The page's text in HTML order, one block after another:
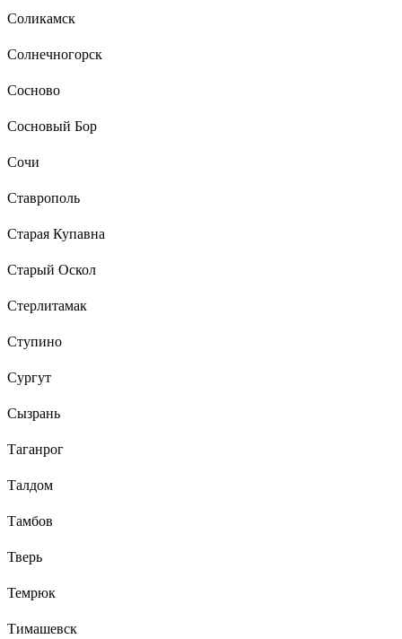
Соликамск
Солнечногорск
Сосново
Сосновый Бор
Сочи
Ставрополь
Старая Купавна
Старый Оскол
Стерлитамак
Ступино
Сургут
Сызрань
Таганрог
Талдом
Тамбов
Тверь
Темрюк
Тимашевск